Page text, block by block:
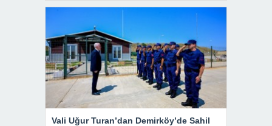
Vali Uğur Turan’dan Demirköy’de Sahil